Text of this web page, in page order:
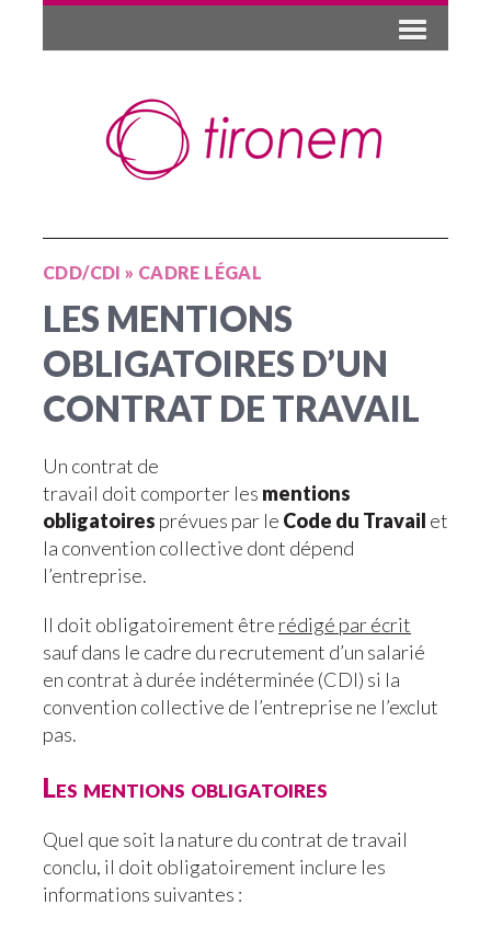
CDD/CDI » CADRE LÉGAL
LES MENTIONS
OBLIGATOIRES D’UN
CONTRAT DE TRAVAIL
Un contrat de
travail doit comporter les mentions
obligatoires prévues par le Code du Travail et
la convention collective dont dépend
l’entreprise.
Il doit obligatoirement être rédigé par écrit
sauf dans le cadre du recrutement d’un salarié
en contrat à durée indéterminée (CDI) si la
convention collective de l’entreprise ne l’exclut
pas.
Les mentions obligatoires
Quel que soit la nature du contrat de travail
conclu, il doit obligatoirement inclure les
informations suivantes :